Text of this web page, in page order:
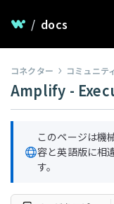
/ docs
コネクター コミュニテ
Amplify -
このページは機
容と英語版に相
す。